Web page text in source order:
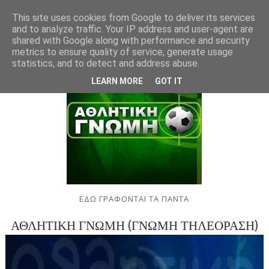
ΕΔΩ ΓΡΑΦΟΝΤΑΙ ΤΑ ΠΑΝΤΑ
ΑΘΛΗΤΙΚΗ ΓΝΩΜΗ (ΓΝΩΜΗ ΤΗΛΕΟΡΑΣΗ)
This site uses cookies from Google to deliver its services
and to analyze traffic. Your IP address and user-agent are
shared with Google along with performance and security
metrics to ensure quality of service, generate usage
statistics, and to detect and address abuse.
LEARN MORE GOT IT